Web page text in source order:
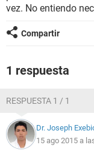
GLOSARIO
vez. No entiendo
Compartir
1 respuesta
RESPUESTA 1 / 1
Dr. Joseph
15 ago 2015 a